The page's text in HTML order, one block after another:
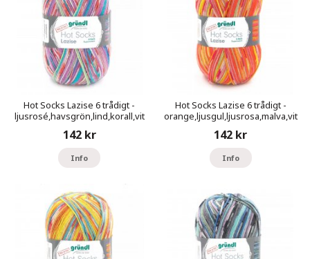
Hot Socks Lazise 6 trådigt -
ljusrosé,havsgrön,lind,korall,vit
142 kr
Info
Hot Socks Lazise 6 trådigt -
orange,ljusgul,ljusrosa,malva,vit
142 kr
Info